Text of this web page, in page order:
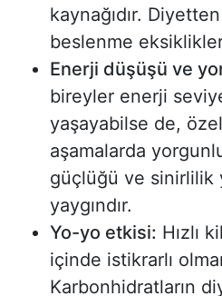
kaynağıdır.
beslenme
Enerji düşüşü ve
bireyler enerji
yaşayabilse de,
aşamalarda
güçlüğü ve sinirlilik
yaygındır.
Yo-yo etkisi: Hızlı
içinde istikrarlı
Karbonhidratların